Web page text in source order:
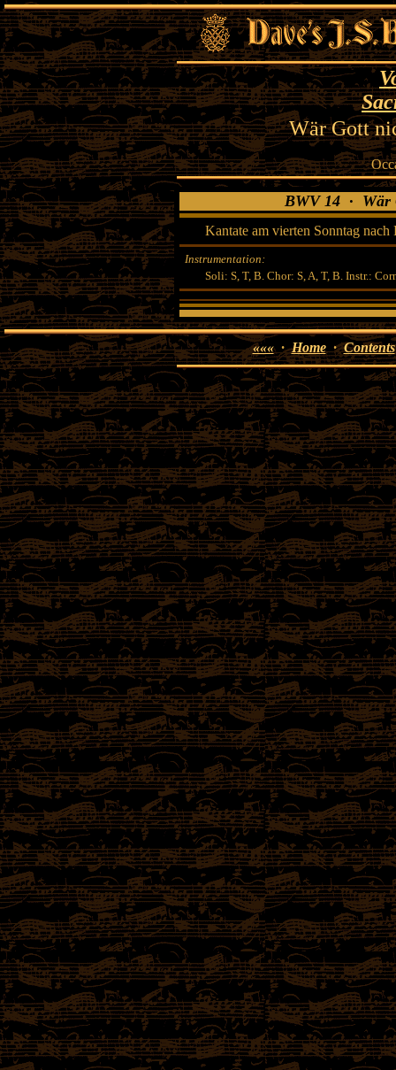
Wär Gott
BWV 14 · Wär
Kantate am vierten Sonntag
Instrumentation:
Soli: S, T, B. Chor: S, A, T, B. Instr.:
«««·Home·Contents